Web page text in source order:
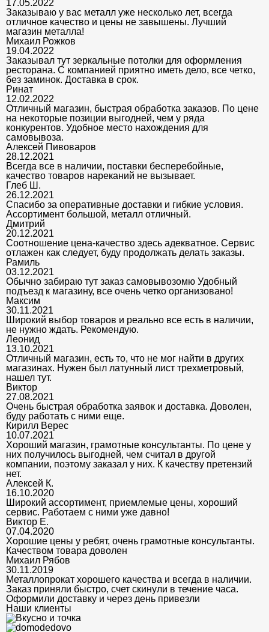
17.05.2022
Заказываю у вас металл уже несколько лет, всегда
отличное качество и цены не завышены. Лучший
магазин металла!
Михаил Рожков
19.04.2022
Заказывал тут зеркальные потолки для оформления
ресторана. С компанией приятно иметь дело, все четко,
без заминок. Доставка в срок.
Ринат
12.02.2022
Отличный магазин, быстрая обработка заказов. По цене
на некоторые позиции выгодней, чем у ряда
конкурентов. Удобное место нахождения для
самовывоза.
Алексей Пивоваров
28.12.2021
Всегда все в наличии, поставки бесперебойные,
качество товаров нареканий не вызывает.
Глеб Ш.
26.12.2021
Спасибо за оперативные доставки и гибкие условия.
Ассортимент большой, металл отличный.
Дмитрий
20.12.2021
Соотношение цена-качество здесь адекватное. Сервис
отлажен как следует, буду продолжать делать заказы.
Рамиль
03.12.2021
Обычно забираю тут заказ самовывозомю Удобный
подъезд к магазину, все очень четко организовано!
Максим
30.11.2021
Широкий выбор товаров и реально все есть в наличии,
не нужно ждать. Рекомендую.
Леонид
13.10.2021
Отличный магазин, есть то, что не мог найти в других
магазинах. Нужен был латунный лист трехметровый,
нашел тут.
Виктор
27.08.2021
Очень быстрая обработка заявок и доставка. Доволен,
буду работать с ними еще.
Кирилл Верес
10.07.2021
Хороший магазин, грамотные консультанты. По цене у
них получилось выгодней, чем считал в другой
компании, поэтому заказал у них. К качеству претензий
нет.
Алексей К.
16.10.2020
Широкий ассортимент, приемлемые цены, хороший
сервис. Работаем с ними уже давно!
Виктор Е.
07.04.2020
Хорошие цены у ребят, очень грамотные консультанты.
Качеством товара доволен
Михаил Рябов
30.11.2019
Металлопрокат хорошего качества и всегда в наличии.
Заказ приняли быстро, счет скинули в течение часа.
Оформили доставку и через день привезли
Наши клиенты